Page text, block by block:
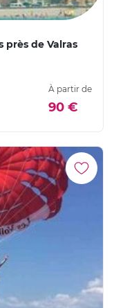
près de Valras
À partir de
90 €